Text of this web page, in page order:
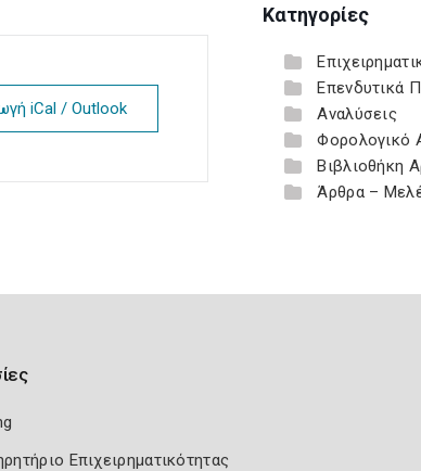
iCal / Outlook
Κατηγορίες
Επενδυτικά
Αναλύσεις
Φορολογικό
Βιβλιοθήκη
Άρθρα –
Επιχειρηματικότητας